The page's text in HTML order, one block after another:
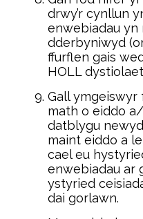
drwy’r cynllun
enwebiadau yn
dderbyniwyd
ffurflen gais
HOLL
Gall
math o eiddo
datblygu
maint eiddo a
cael eu
enwebiadau ar
ystyried
dai gorlawn.